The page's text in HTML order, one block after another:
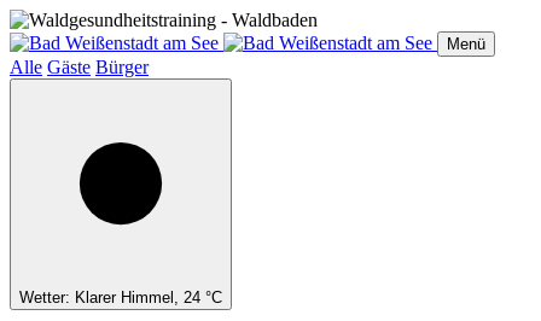
Direkt
zum
Inhalt
Menü
Alle Gäste Bürger
Wetter: Klarer Himmel, 24 °C